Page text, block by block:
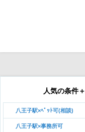
人気の条件＋
八王子駅×ﾍﾟｯﾄ可(相談)
八王子駅×事務所可